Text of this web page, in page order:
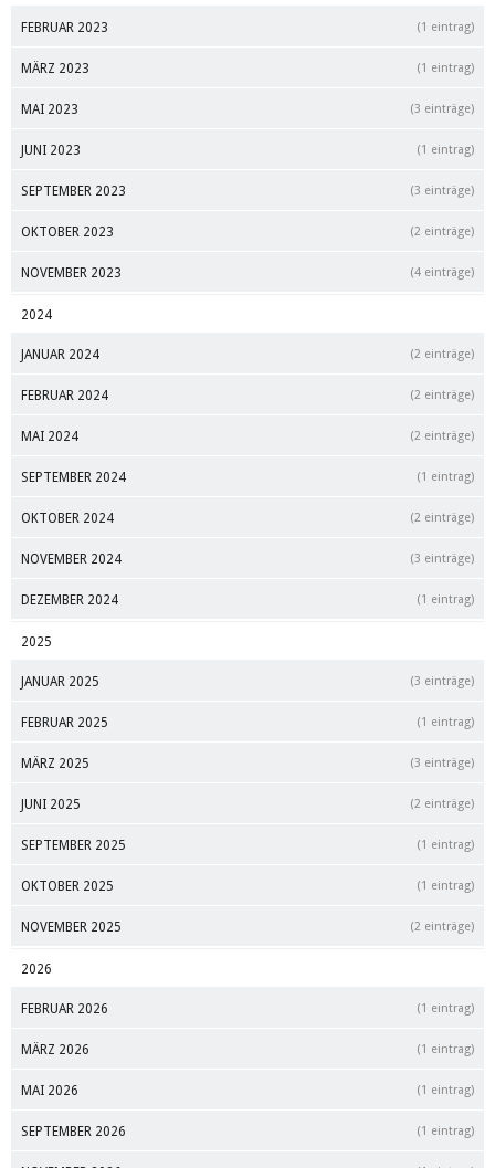
FEBRUAR 2023 (1 eintrag)
MÄRZ 2023 (1 eintrag)
MAI 2023 (3 einträge)
JUNI 2023 (1 eintrag)
SEPTEMBER 2023 (3 einträge)
OKTOBER 2023 (2 einträge)
NOVEMBER 2023 (4 einträge)
2024
JANUAR 2024 (2 einträge)
FEBRUAR 2024 (2 einträge)
MAI 2024 (2 einträge)
SEPTEMBER 2024 (1 eintrag)
OKTOBER 2024 (2 einträge)
NOVEMBER 2024 (3 einträge)
DEZEMBER 2024 (1 eintrag)
2025
JANUAR 2025 (3 einträge)
FEBRUAR 2025 (1 eintrag)
MÄRZ 2025 (3 einträge)
JUNI 2025 (2 einträge)
SEPTEMBER 2025 (1 eintrag)
OKTOBER 2025 (1 eintrag)
NOVEMBER 2025 (2 einträge)
2026
FEBRUAR 2026 (1 eintrag)
MÄRZ 2026 (1 eintrag)
MAI 2026 (1 eintrag)
SEPTEMBER 2026 (1 eintrag)